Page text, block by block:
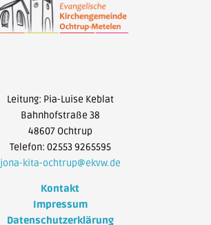
Leitung: Pia-Luise Keblat
Bahnhofstraße 38
48607 Ochtrup
Telefon: 02553 9265595
jona-kita-ochtrup@ekvw.de
Kontakt
Impressum
Datenschutzerklärung